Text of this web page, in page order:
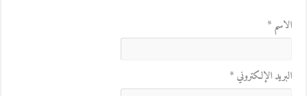
الاسم*
البريد الإلكتروني*